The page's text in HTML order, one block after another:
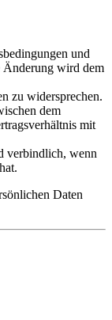
und
Änderung wird dem
zu widersprechen.
dem
mit
verbindlich, wenn
Daten